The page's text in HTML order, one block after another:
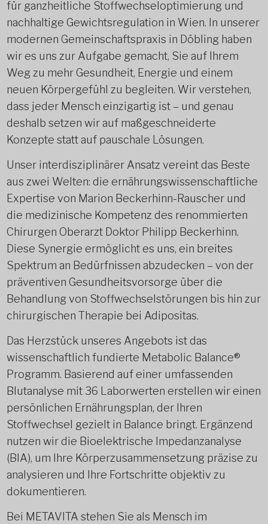
für ganzheitliche Stoffwechseloptimierung und
nachhaltige Gewichtsregulation in Wien. In unserer
modernen Gemeinschaftspraxis in Döbling haben
wir es uns zur Aufgabe gemacht, Sie auf Ihrem
Weg zu mehr Gesundheit, Energie und einem
neuen Körpergefühl zu begleiten. Wir verstehen,
dass jeder Mensch einzigartig ist – und genau
deshalb setzen wir auf maßgeschneiderte
Konzepte statt auf pauschale Lösungen.
Unser interdisziplinärer Ansatz vereint das Beste
aus zwei Welten: die ernährungswissenschaftliche
Expertise von Marion Beckerhinn-Rauscher und
die medizinische Kompetenz des renommierten
Chirurgen Oberarzt Doktor Philipp Beckerhinn.
Diese Synergie ermöglicht es uns, ein breites
Spektrum an Bedürfnissen abzudecken – von der
präventiven Gesundheitsvorsorge über die
Behandlung von Stoffwechselstörungen bis hin zur
chirurgischen Therapie bei Adipositas.
Das Herzstück unseres Angebots ist das
wissenschaftlich fundierte Metabolic Balance®
Programm. Basierend auf einer umfassenden
Blutanalyse mit 36 Laborwerten erstellen wir einen
persönlichen Ernährungsplan, der Ihren
Stoffwechsel gezielt in Balance bringt. Ergänzend
nutzen wir die Bioelektrische Impedanzanalyse
(BIA), um Ihre Körperzusammensetzung präzise zu
analysieren und Ihre Fortschritte objektiv zu
dokumentieren.
Bei METAVITA stehen Sie als Mensch im